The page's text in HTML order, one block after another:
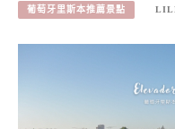
葡萄牙里斯本推薦景點